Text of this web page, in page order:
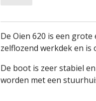
De Oien 620 is een
zelflozend werkdek en
De boot is zeer stabiel
worden met een